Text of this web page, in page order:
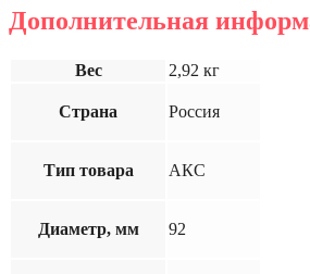
Дополнительная
Вес 2,92 кг
Страна Россия
Тип товара АКС
Диаметр, мм 92